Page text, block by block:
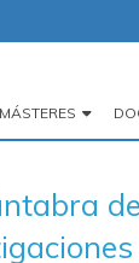
MÁSTERES